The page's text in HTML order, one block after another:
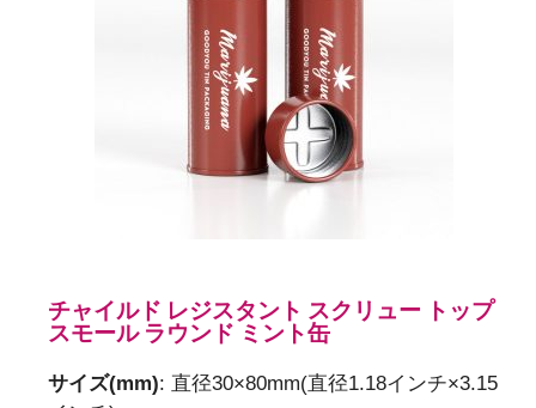
チャイルド レジスタント スクリュー トップ
スモール ラウンド ミント缶
サイズ(mm): 直径30×80mm(直径1.18インチ×3.15